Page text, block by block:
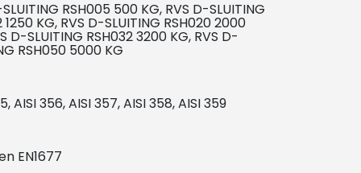
RSH005 500 KG, RVS D-SLUITING
1250 KG, RVS D-SLUITING RSH020 2000
D-SLUITING RSH032 3200 KG, RVS D-
RSH050 5000 KG
AISI 356, AISI 357, AISI 358, AISI 359
EN1677